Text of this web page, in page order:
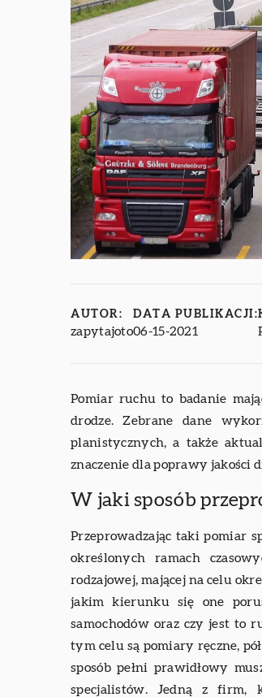
AUTOR:
zapytajoto
DATA PUBLIKACJI:
06-15-2021
Pomiar ruchu to badanie
drodze. Zebrane dane
planistycznych, a także
znaczenie dla poprawy jakości
W jaki sposób
Przeprowadzając taki pomiar
określonych ramach
rodzajowej, mającej na celu
jakim kierunku się one
samochodów oraz czy jest to
tym celu są pomiary ręczne,
sposób pełni prawidłowy
specjalistów. Jedną z firm,